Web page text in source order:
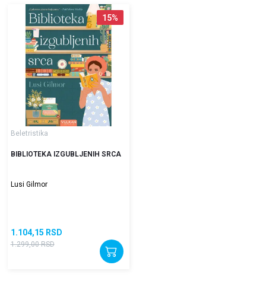
15%
Beletristika
BIBLIOTEKA IZGUBLJENIH SRCA
Lusi Gilmor
1.104,15 RSD
1.299,00 RSD